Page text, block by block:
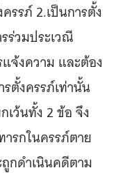
รภ์ 2.เป็นการตั้ง
ร่วมประเวณี
จ้งความ และต้อง
ตั้งครรภ์เท่านั้น
เว้นทั้ง 2 ข้อ จึง
รกในครรภ์ตาย
ถูกดำเนินคดีตาม